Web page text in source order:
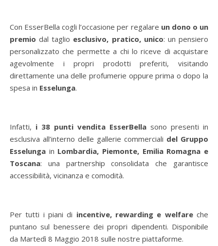
Con EsserBella cogli l’occasione per regalare un dono o un
premiodal taglio esclusivo, pratico, unico: un pensiero
personalizzato che permette a chi lo riceve di acquistare
agevolmente i propri prodotti preferiti, visitando
direttamente una delle profumerie oppure prima o dopo la
spesa in Esselunga.
Infatti, i 38 punti vendita EsserBella sono presenti in
esclusiva all’interno delle gallerie commerciali del Gruppo
Esselunga in Lombardia, Piemonte, Emilia Romagna e
Toscana: una partnership consolidata che garantisce
accessibilità, vicinanza e comodità.
Per tutti i piani di incentive, rewarding e welfareche
puntano sul benessere dei propri dipendenti. Disponibile
da Martedì 8 Maggio 2018 sulle nostre piattaforme.